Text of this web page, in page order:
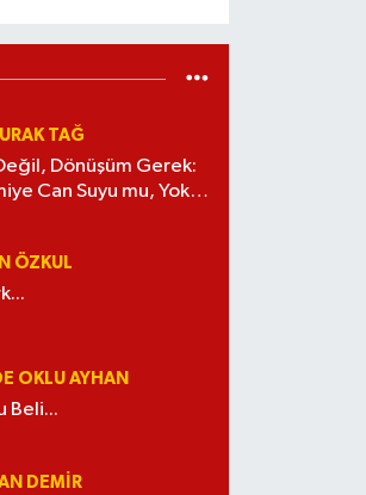
TAĞ
Dönüşüm Gerek:
Can Suyu mu, Yoksa
ÖZKUL
OKLU AYHAN
Beli...
DEMİR